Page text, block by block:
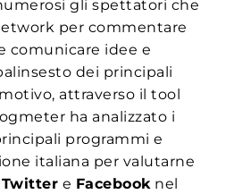
gli spettatori che
per commentare
comunicare idee e
dei principali
attraverso il tool
ha analizzato i
programmi e
italiana per valutarne
Twitter e Facebooknel